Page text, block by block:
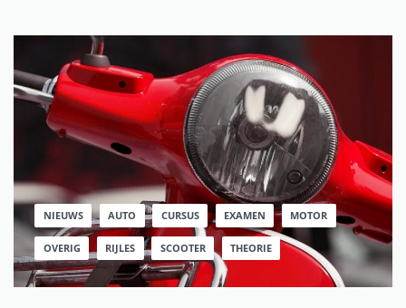
NIEUWS AUTO CURSUS EXAMEN MOTOR
OVERIG RIJLES SCOOTER THEORIE